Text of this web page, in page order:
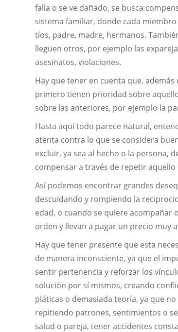
falla o se ve dañado, se busca
sistema familiar, donde cada
tíos, padre, madre, hermanos.
lleguen otros, por ejemplo las
asesinatos, violaciones.
Hay que tener en cuenta que,
primero tienen prioridad sobre
sobre las anteriores, por ejemplo la
Hasta aquí todo parece natural,
atenta contra lo que se considera
excluir, ya sea al hecho o la persona,
compensar a través de repetir
Así podemos encontrar grandes
descuidando y rompiendo la
edad, o cuando se quiere acompañar
orden y llevan a pagar un precio muy
Hay que tener presente que esta
de manera inconsciente, ya que el
sentir pertenencia y reforzar los
solución por sí mismos, creando
pláticas o demasiada teoría, ya que
repitiendo patrones, sentimientos o
salud o pareja, tener accidentes